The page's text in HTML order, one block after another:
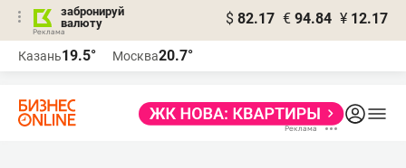
забронируй
валюту
$ 82.17 € 94.84 ¥ 12.17
Казань19.5° Москва20.7°